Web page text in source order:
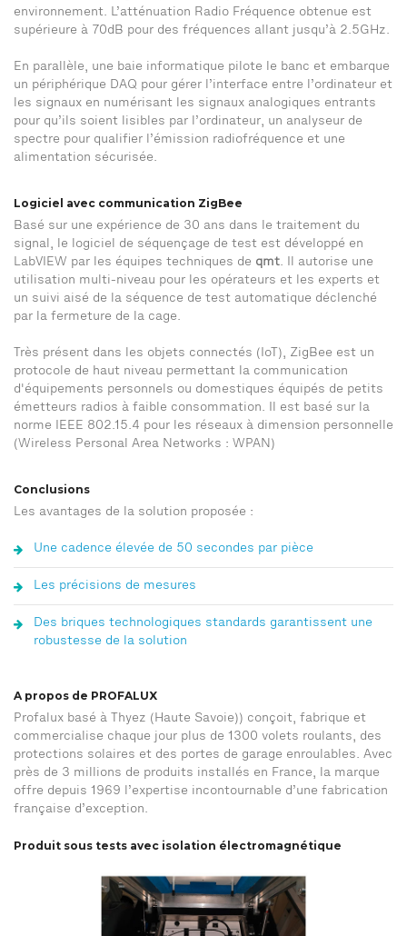
environnement. L’atténuation Radio Fréquence obtenue est
supérieure à 70dB pour des fréquences allant jusqu’à 2.5GHz.
En parallèle, une baie informatique pilote le banc et embarque
un périphérique DAQ pour gérer l’interface entre l’ordinateur et
les signaux en numérisant les signaux analogiques entrants
pour qu’ils soient lisibles par l’ordinateur, un analyseur de
spectre pour qualifier l’émission radiofréquence et une
alimentation sécurisée.
Logiciel avec communication ZigBee
Basé sur une expérience de 30 ans dans le traitement du
signal, le logiciel de séquençage de test est développé en
LabVIEW par les équipes techniques de qmt. Il autorise une
utilisation multi-niveau pour les opérateurs et les experts et
un suivi aisé de la séquence de test automatique déclenché
par la fermeture de la cage.
Très présent dans les objets connectés (IoT), ZigBee est un
protocole de haut niveau permettant la communication
d'équipements personnels ou domestiques équipés de petits
émetteurs radios à faible consommation. Il est basé sur la
norme IEEE 802.15.4 pour les réseaux à dimension personnelle
(Wireless Personal Area Networks : WPAN)
Conclusions
Les avantages de la solution proposée :
Une cadence élevée de 50 secondes par pièce
Les précisions de mesures
Des briques technologiques standards garantissent une
robustesse de la solution
A propos de PROFALUX
Profalux basé à Thyez (Haute Savoie)) conçoit, fabrique et
commercialise chaque jour plus de 1300 volets roulants, des
protections solaires et des portes de garage enroulables. Avec
près de 3 millions de produits installés en France, la marque
offre depuis 1969 l’expertise incontournable d’une fabrication
française d’exception.
Produit sous tests avec isolation électromagnétique